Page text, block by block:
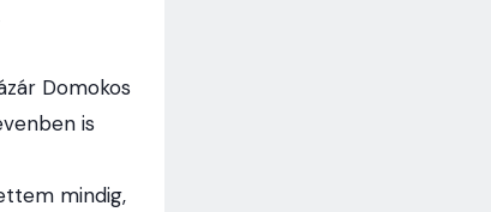
Domokos
is
mindig,